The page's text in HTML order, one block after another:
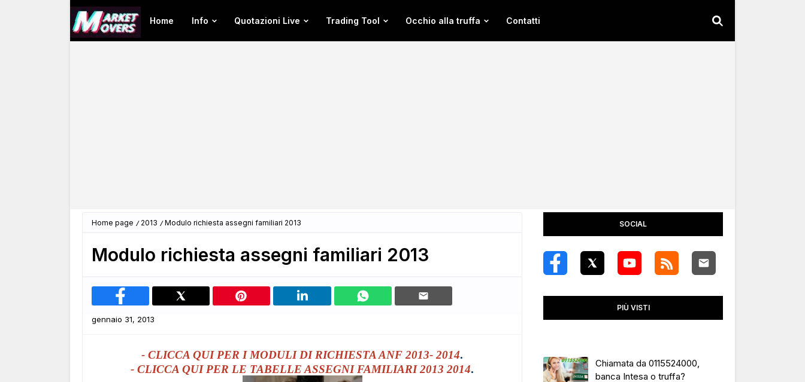
Home Info Quotazioni Live Trading Tool Occhio alla truffa Contatti
Home page 2013 Modulo richiesta assegni familiari 2013
Modulo richiesta assegni familiari 2013
gennaio 31, 2013
- CLICCA QUI PER I MODULI DI RICHIESTA ANF 2013- 2014.
- CLICCA QUI PER LE TABELLE ASSEGNI FAMILIARI 2013 2014.
SOCIAL
PIÙ VISTI
Chiamata da 0115524000,
banca Intesa o truffa?